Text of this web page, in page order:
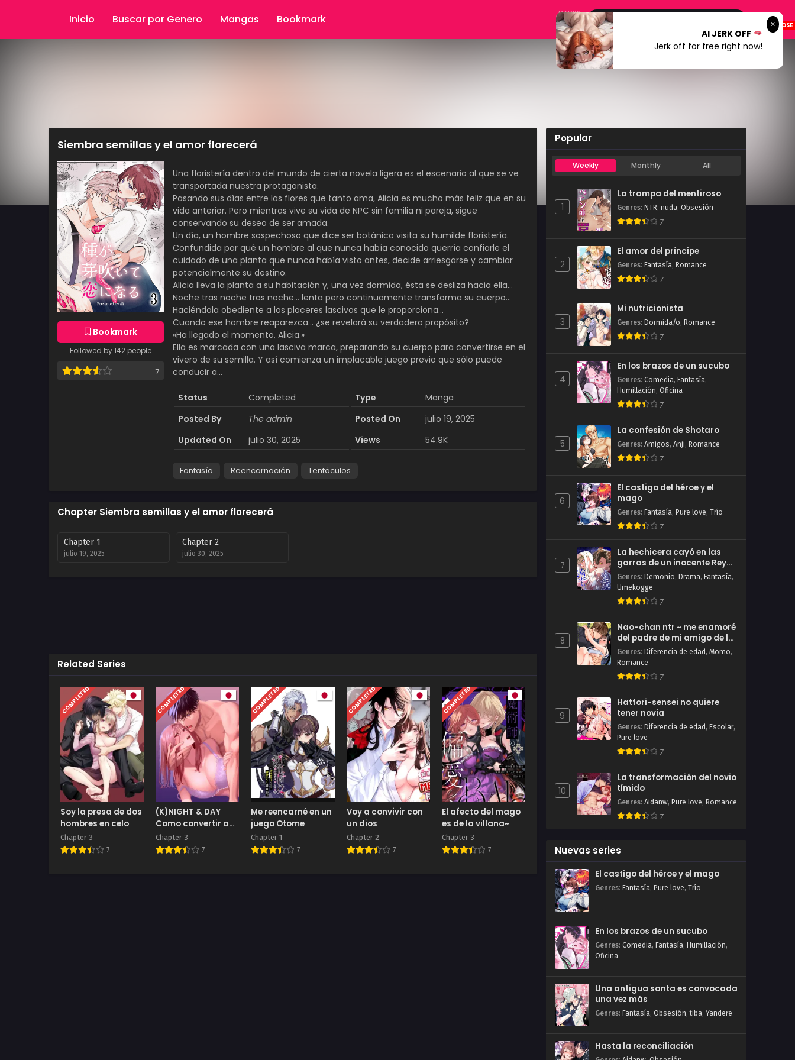
Inicio Buscar por Genero Mangas Bookmark DARK?
Siembra semillas y el amor florecerá
Bookmark
Followed by 142 people
7
Una floristería dentro del mundo de cierta novela ligera es el escenario al que se ve
transportada nuestra protagonista.
Pasando sus días entre las flores que tanto ama, Alicia es mucho más feliz que en su
vida anterior. Pero mientras vive su vida de NPC sin familia ni pareja, sigue
conservando su deseo de ser amada.
Un día, un hombre sospechoso que dice ser botánico visita su humilde floristería.
Confundida por qué un hombre al que nunca había conocido querría confiarle el
cuidado de una planta que nunca había visto antes, decide arriesgarse y cambiar
potencialmente su destino.
Alicia lleva la planta a su habitación y, una vez dormida, ésta se desliza hacia ella…
Noche tras noche tras noche… lenta pero continuamente transforma su cuerpo…
Haciéndola obediente a los placeres lascivos que le proporciona…
Cuando ese hombre reaparezca… ¿se revelará su verdadero propósito?
«Ha llegado el momento, Alicia.»
Ella es marcada con una lasciva marca, preparando su cuerpo para convertirse en el
vivero de su semilla. Y así comienza un implacable juego previo que sólo puede
conducir a…
Status Completed Type
Manga
Posted By
The admin Posted On
julio 19, 2025
Updated On
julio 30, 2025 Views 54.9K
Fantasía Reencarnación Tentáculos
Chapter Siembra semillas y el amor florecerá
Chapter 1
julio 19, 2025
Chapter 2
julio 30, 2025
Related Series
COMPLETED
Soy la presa de dos
hombres en celo
Chapter 3
7
COMPLETED
(K)NIGHT & DAY
Como convertir a
un caballero,
transmigrado al
Chapter 3
7
COMPLETED
Me reencarné en un
juego Otome
Chapter 1
7
COMPLETED
Voy a convivir con
un dios
Chapter 2
7
COMPLETED
El afecto del mago
es de la villana~
Chapter 3
7
Popular
Weekly Monthly All
1
La trampa del mentiroso
Genres: NTR, nuda, Obsesión
7
2
El amor del príncipe
Genres: Fantasía, Romance
7
3
Mi nutricionista
Genres: Dormida/o, Romance
7
4
En los brazos de un sucubo
Genres: Comedia, Fantasía,
Humillación, Oficina
7
5
La confesión de Shotaro
Genres: Amigos, Anji, Romance
7
6
El castigo del héroe y el
mago
Genres: Fantasía, Pure love, Trío
7
7
La hechicera cayó en las
garras de un inocente Rey
Demonio
Genres: Demonio, Drama, Fantasía,
Umekogge
7
8
Nao-chan ntr ~ me enamoré
del padre de mi amigo de la
infancia ~
Genres: Diferencia de edad , Momo,
Romance
7
9
Hattori-sensei no quiere
tener novia
Genres: Diferencia de edad , Escolar,
Pure love
7
10
La transformación del novio
tímido
Genres: Aidanw, Pure love, Romance
7
Nuevas series
El castigo del héroe y el mago
Genres: Fantasía, Pure love, Trío
En los brazos de un sucubo
Genres: Comedia, Fantasía, Humillación,
Oficina
Una antigua santa es convocada
una vez más
Genres: Fantasía, Obsesión,tiba, Yandere
Hasta la reconciliación
AI JERK OFF
Jerk off for free right now!